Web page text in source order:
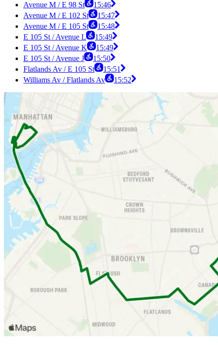
Avenue M / E 98 St
15:46
Avenue M / E 102 St
15:47
Avenue M / E 105 St
15:48
E 105 St / Avenue L
15:49
E 105 St / Avenue K
15:49
E 105 St / Avenue J
15:50
Flatlands Av / E 105 St
15:51
Williams Av / Flatlands Av
15:52